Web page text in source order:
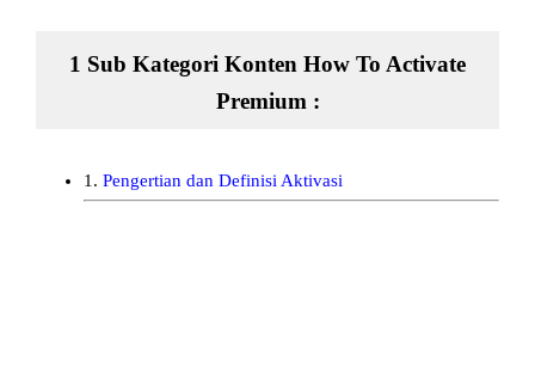
1 Sub Kategori Konten How To Activate
Premium :
1. Pengertian dan Definisi Aktivasi